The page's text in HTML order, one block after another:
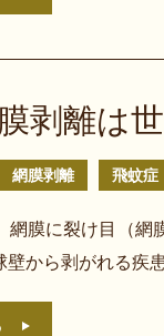
剥離は
網膜剥離 飛蚊症
網膜に裂け目（
壁から剥がれる疾